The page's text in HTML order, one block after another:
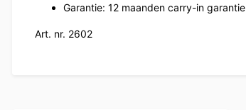
Garantie: 12 maanden carry-in garantie
Art. nr. 2602